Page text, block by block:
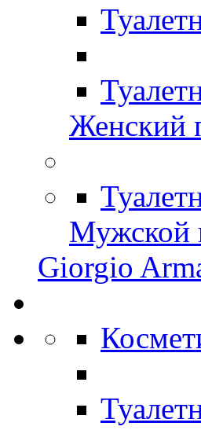
Женский
Мужской
Giorgio